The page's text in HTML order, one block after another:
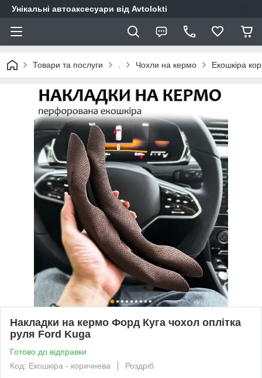
Унікальні автоаксесуари від Avtolokti
Товари та послуги Чохли на кермо Екошкіра
Накладки на кермо Форд Куга чохол оплітка
руля Ford Kuga
Готово до відправки
Код: Екошкіра - коричнева
Роздріб